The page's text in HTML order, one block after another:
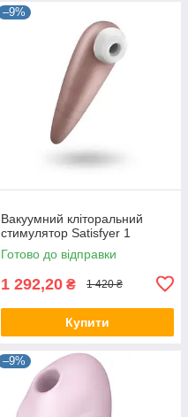
–9%
Вакуумний кліторальний
стимулятор Satisfyer 1
Готово до відправки
1 292,20 ₴ 1 420 ₴
Купити
–9%